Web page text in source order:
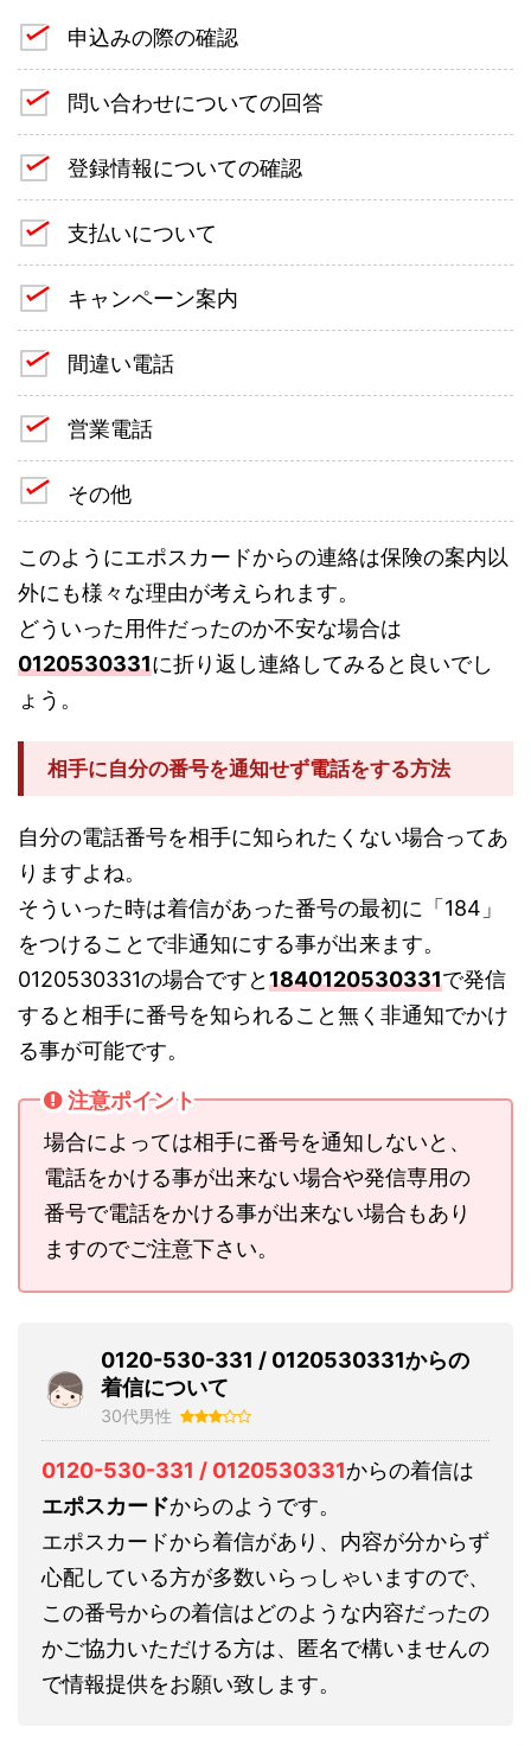
申込みの際の確認
問い合わせについての回答
登録情報についての確認
支払いについて
キャンペーン案内
間違い電話
営業電話
その他
このようにエポスカードからの連絡は保険の案内以
外にも様々な理由が考えられます。
どういった用件だったのか不安な場合は
0120530331に折り返し連絡してみると良いでし
ょう。
相手に自分の番号を通知せず電話をする方法
自分の電話番号を相手に知られたくない場合ってあ
りますよね。
そういった時は着信があった番号の最初に「184」
をつけることで非通知にする事が出来ます。
0120530331の場合ですと1840120530331で発信
すると相手に番号を知られること無く非通知でかけ
る事が可能です。
注意ポイント
場合によっては相手に番号を通知しないと、
電話をかける事が出来ない場合や発信専用の
番号で電話をかける事が出来ない場合もあり
ますのでご注意下さい。
0120-530-331 / 0120530331からの
着信について
30代男性
0120-530-331 / 0120530331からの着信は
エポスカードからのようです。
エポスカードから着信があり、内容が分からず
心配している方が多数いらっしゃいますので、
この番号からの着信はどのような内容だったの
かご協力いただける方は、匿名で構いませんの
で情報提供をお願い致します。